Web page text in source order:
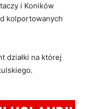
i Koników
kolportowanych
działki na której